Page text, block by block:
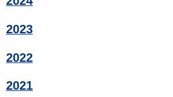
2023
2022
2021